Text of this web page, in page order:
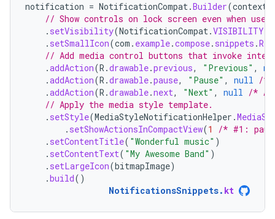
notification = NotificationCompat.Builder(context
// Show controls on lock screen even when
. setVisibility(NotificationCompat.
. setSmallIcon(com . example.compose. snippets .R
// Add media control buttons that invoke
.addAction(R .drawable.previous, "Previous" ,
.addAction(R .drawable.pause, "Pause" , null /*
.addAction(R .drawable.next, "Next" , null /*
// Apply the media style template.
. setStyle(MediaStyleNotificationHelper .
. setShowActionsInCompactView(1
/* #1:
. setContentTitle( "Wonderful music" )
. setContentText( "My Awesome Band" )
. setLargeIcon(bitmapImage)
.build()
NotificationsSnippets. kt